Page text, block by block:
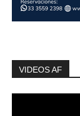
VIDEOS AF